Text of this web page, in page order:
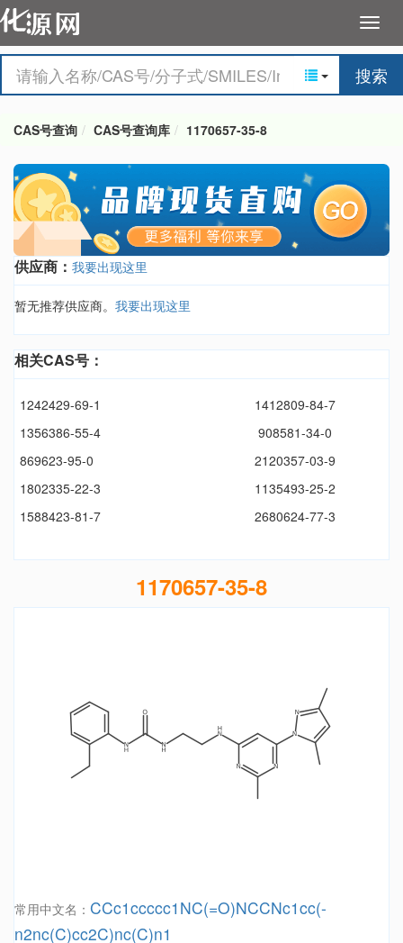
搜索
CAS号查询 CAS号查询库 1170657-35-8
供应商： 我要出现这里
暂无推荐供应商。 我要出现这里
相关CAS号：
1242429-69-1
1412809-84-7
1356386-55-4
908581-34-0
869623-95-0
2120357-03-9
1802335-22-3
1135493-25-2
1588423-81-7
2680624-77-3
1170657-35-8
常用中文名： CCc1ccccc1NC(=O)NCCNc1cc(-
n2nc(C)cc2C)nc(C)n1